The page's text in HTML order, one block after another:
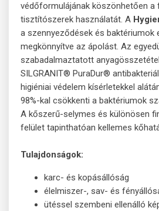
védőformulájának köszönhetően a
tisztítószerek használatát. A
a szennyeződések és baktériumok
megkönnyítve az ápolást. Az
szabadalmaztatott
SILGRANIT® PuraDur®
higiéniai védelem kísérletekkel
98%-kal csökkenti a baktériumok
A kőszerű-selymes és különösen
felület tapinthatóan kellemes
Tulajdonságok:
karc- és kopásállóság
élelmiszer-, sav- és
ütéssel szembeni ellenálló